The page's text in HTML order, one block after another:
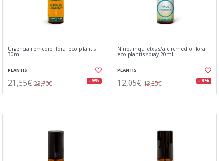
Urgencia remedio floral eco plantis
30ml
PLANTIS
21,55€ 23,70€ - 9%
Niños inquietos s/alc remedio floral
eco plantis spray 20ml
PLANTIS
12,05€ 13,25€ - 9%